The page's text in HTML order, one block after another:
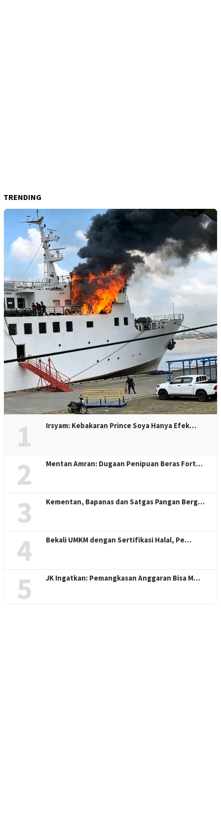
TRENDING
1 Irsyam: Kebakaran Prince Soya Hanya Efek…
2 Mentan Amran: Dugaan Penipuan Beras Fort…
3 Kementan, Bapanas dan Satgas Pangan Berg…
4 Bekali UMKM dengan Sertifikasi Halal, Pe…
5 JK Ingatkan: Pemangkasan Anggaran Bisa M…